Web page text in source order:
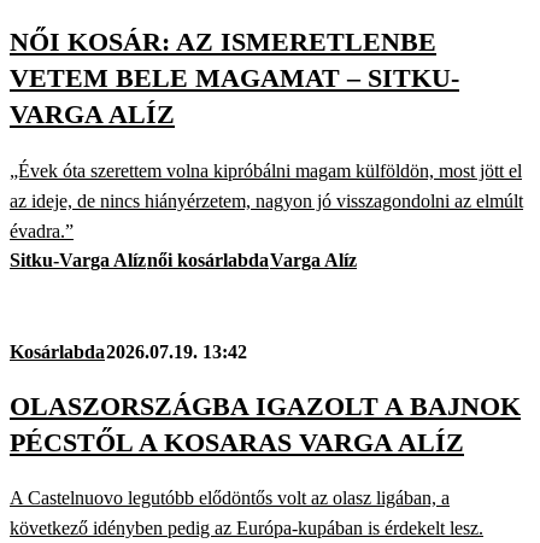
NŐI KOSÁR: AZ ISMERETLENBE
VETEM BELE MAGAMAT – SITKU-
VARGA ALÍZ
„Évek óta szerettem volna kipróbálni magam külföldön, most jött el
az ideje, de nincs hiányérzetem, nagyon jó visszagondolni az elmúlt
évadra.”
Sitku-Varga Alíznői kosárlabdaVarga Alíz
Kosárlabda2026.07.19. 13:42
OLASZORSZÁGBA IGAZOLT A BAJNOK
PÉCSTŐL A KOSARAS VARGA ALÍZ
A Castelnuovo legutóbb elődöntős volt az olasz ligában, a
következő idényben pedig az Európa-kupában is érdekelt lesz.